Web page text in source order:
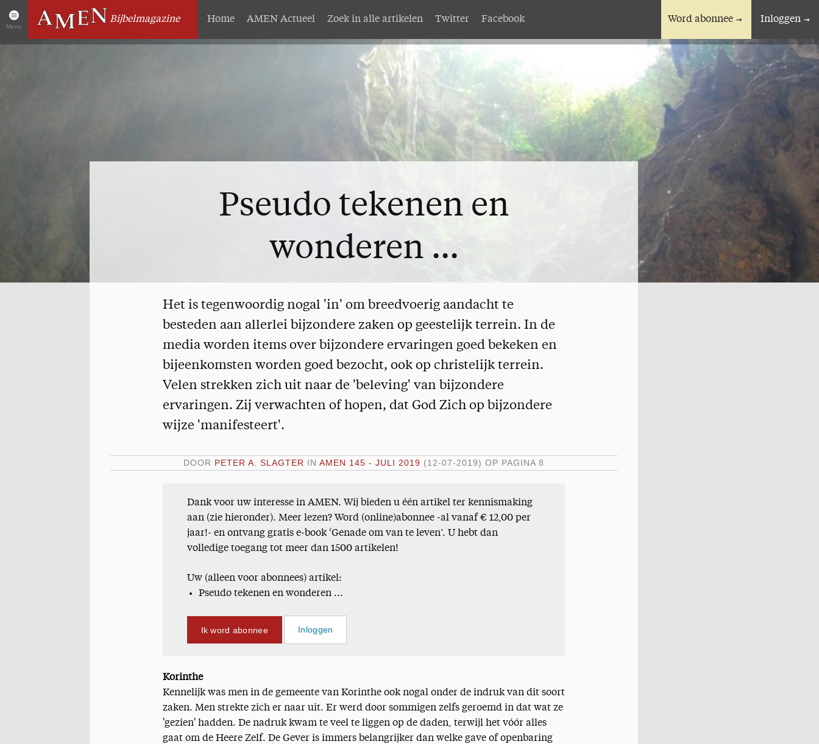
Menu
Bijbelmagazine Word abonnee Inloggen
Adreswijziging
Nabestellen
Vragen en opmerkingen
En verder
Bijbelstudieagenda
Home AMEN Actueel Zoek in alle artikelen Twitter Facebook
Pseudo tekenen en
wonderen ...
Het is tegenwoordig nogal 'in' om breedvoerig aandacht te
besteden aan allerlei bijzondere zaken op geestelijk terrein. In de
media worden items over bijzondere ervaringen goed bekeken en
bijeenkomsten worden goed bezocht, ook op christelijk terrein.
Velen strekken zich uit naar de 'beleving' van bijzondere
ervaringen. Zij verwachten of hopen, dat God Zich op bijzondere
wijze 'manifesteert'.
DOOR PETER A. SLAGTER IN AMEN 145 - JULI 2019 (12-07-2019) OP PAGINA 8
Dank voor uw interesse in AMEN. Wij bieden u één artikel ter kennismaking
aan (zie hieronder). Meer lezen? Word (online)abonnee -al vanaf € 12,00 per
jaar!- en ontvang gratis e-book ‘Genade om van te leven’. U hebt dan
volledige toegang tot meer dan 1500 artikelen!
Uw (alleen voor abonnees) artikel:
Pseudo tekenen en wonderen ...
Ik word abonnee Inloggen
Korinthe
Kennelijk was men in de gemeente van Korinthe ook nogal onder de indruk van dit soort
zaken. Men strekte zich er naar uit. Er werd door sommigen zelfs geroemd in dat wat ze
'gezien' hadden. De nadruk kwam te veel te liggen op de daden, terwijl het vóór alles
gaat om de Heere Zelf. De Gever is immers belangrijker dan welke gave of openbaring